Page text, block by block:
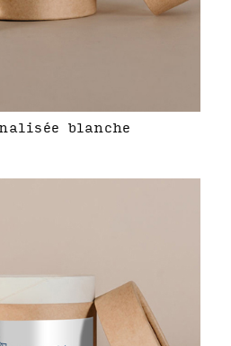
blanche